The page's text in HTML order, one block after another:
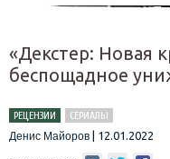
«Декстер: Новая
беспощадное
РЕЦЕНЗИИ
СЕРИАЛЫ
Денис Майоров
12.01.2022